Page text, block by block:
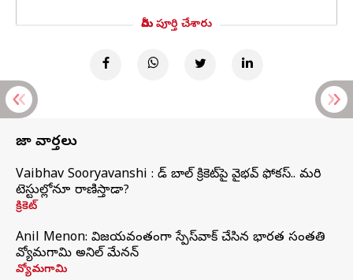
మీరు పూర్తి చేశారు
తాజా వార్తలు
Vaibhav Sooryavanshi : రెడ్ బాల్ క్రికెట్‌పై వైభవ్ ఫోకస్.. మరి
టెస్టుల్లోనూ రాణిస్తాడా?
క్రికెట్
Anil Menon: విజయవంతంగా స్పేస్‌వాక్‌ చేసిన భారత సంతతి
వ్యోమగామి అనిల్‌ మేనన్
వ్యోమగామి